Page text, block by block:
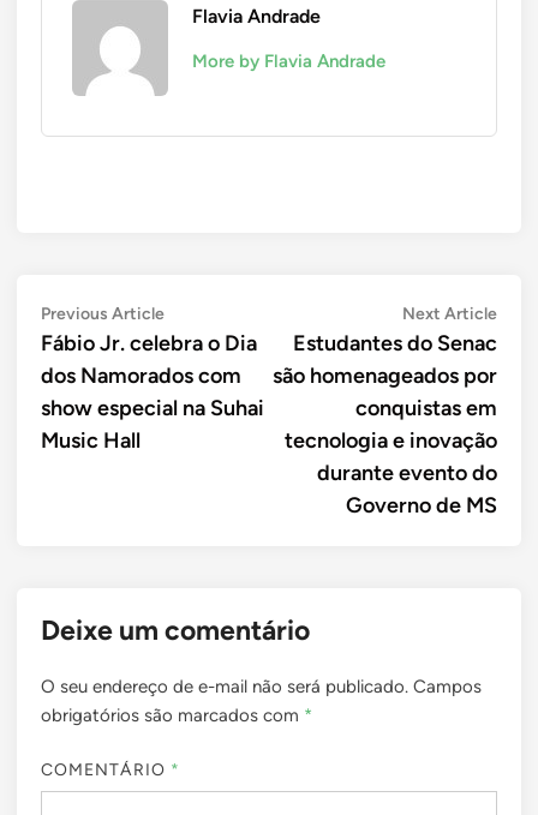
Flavia Andrade
More by Flavia Andrade
Navegação
de
Post
Previous ArticlePrevious
article:
Fábio Jr. celebra o Dia
dos Namorados com
show especial na Suhai
Music Hall
Next ArticleNext
Estudantes do Senac
são homenageados por
conquistas em
tecnologia e inovação
durante evento do
Governo de MS
Deixe um comentário
O seu endereço de e-mail não será publicado. Campos
obrigatórios são marcados com *
COMENTÁRIO *